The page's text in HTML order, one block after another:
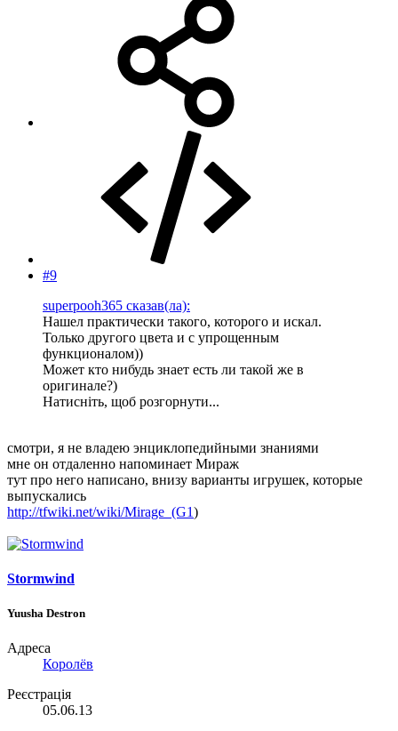
#9
superpooh365 сказав(ла):
Нашел практически такого, которого и искал.
Только другого цвета и с упрощенным
функционалом))
Может кто нибудь знает есть ли такой же в
оригинале?)
Натисніть, щоб розгорнути...
смотри, я не владею энциклопедийными знаниями
мне он отдаленно напоминает Мираж
тут про него написано, внизу варианты игрушек, которые
выпускались
http://tfwiki.net/wiki/Mirage_(G1)
Stormwind
Yuusha Destron
Адреса
Королёв
Реєстрація
05.06.13